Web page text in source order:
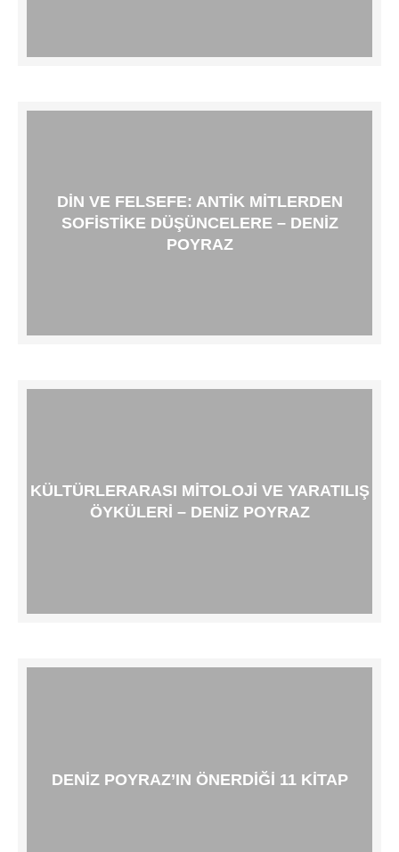
DIN VE FELSEFE: ANTIK MITLERDEN
SOFISTIKE DÜŞÜNCELERE – DENIZ
POYRAZ
KÜLTÜRLERARASI MITOLOJI VE YARATILIŞ
ÖYKÜLERI – DENIZ POYRAZ
DENIZ POYRAZ’IN ÖNERDIĞI 11 KITAP